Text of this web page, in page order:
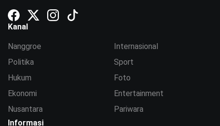
Kanal
Nanggroe
Politika
Hukum
Ekonomi
Nusantara
Internasional
Sport
Foto
Entertainment
Pariwara
Informasi